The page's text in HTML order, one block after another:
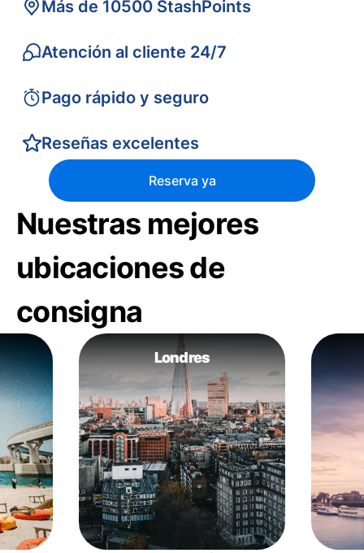
Más de 10500 StashPoints
Atención al cliente 24/7
Pago rápido y seguro
Reseñas excelentes
Reserva ya
Nuestras mejores
ubicaciones de
consigna
Londres